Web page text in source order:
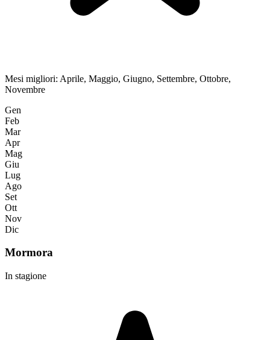
Mesi migliori: Aprile, Maggio, Giugno, Settembre, Ottobre,
Novembre
Gen
Feb
Mar
Apr
Mag
Giu
Lug
Ago
Set
Ott
Nov
Dic
Mormora
In stagione